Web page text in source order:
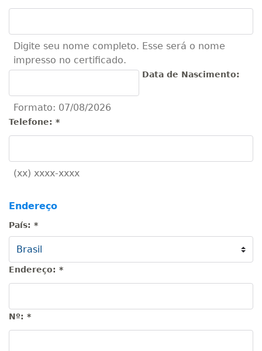
Digite seu nome completo. Esse será o nome
impresso no certificado.
Data de Nascimento:
Formato: 07/08/2026
Telefone: *
(xx) xxxx-xxxx
Endereço
País: *
Endereço: *
Nº: *